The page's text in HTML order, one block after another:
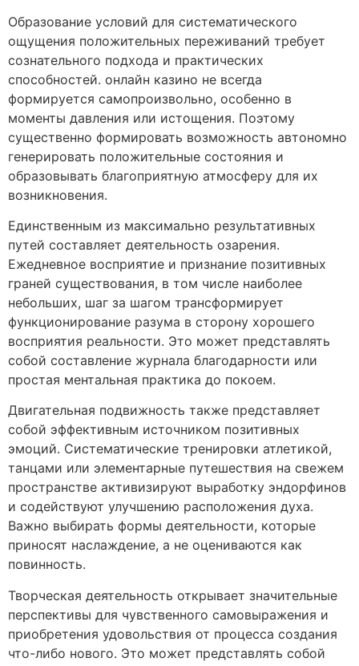
Образование условий для систематического
ощущения положительных переживаний требует
сознательного подхода и практических
способностей. онлайн казино не всегда
формируется самопроизвольно, особенно в
моменты давления или истощения. Поэтому
существенно формировать возможность автономно
генерировать положительные состояния и
образовывать благоприятную атмосферу для их
возникновения.
Единственным из максимально результативных
путей составляет деятельность озарения.
Ежедневное восприятие и признание позитивных
граней существования, в том числе наиболее
небольших, шаг за шагом трансформирует
функционирование разума в сторону хорошего
восприятия реальности. Это может представлять
собой составление журнала благодарности или
простая ментальная практика до покоем.
Двигательная подвижность также представляет
собой эффективным источником позитивных
эмоций. Систематические тренировки атлетикой,
танцами или элементарные путешествия на свежем
пространстве активизируют выработку эндорфинов
и содействуют улучшению расположения духа.
Важно выбирать формы деятельности, которые
приносят наслаждение, а не оцениваются как
повинность.
Творческая деятельность открывает значительные
перспективы для чувственного самовыражения и
приобретения удовольствия от процесса создания
что-либо нового. Это может представлять собой